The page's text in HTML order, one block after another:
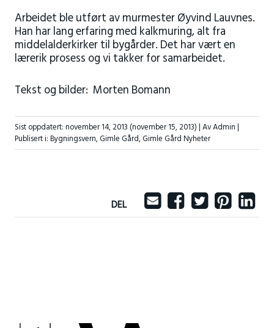
Arbeidet ble utført av murmester Øyvind Lauvnes.
Han har lang erfaring med kalkmuring, alt fra
middelalderkirker til bygårder. Det har vært en
lærerik prosess og vi takker for samarbeidet.
Tekst og bilder: Morten Bomann
Sist oppdatert:november 14, 2013 (november 15, 2013)| Av Admin |
Publisert i:Bygningsvern,Gimle Gård,Gimle Gård Nyheter
DEL